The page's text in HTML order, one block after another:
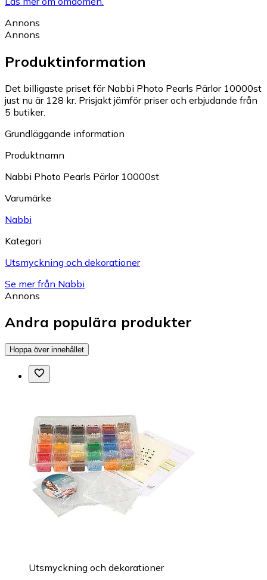
Annons
Annons
Produktinformation
Det billigaste priset för Nabbi Photo Pearls Pärlor 10000st
just nu är 128 kr. Prisjakt jämför priser och erbjudande från
5 butiker.
Grundläggande information
Produktnamn
Nabbi Photo Pearls Pärlor 10000st
Varumärke
Nabbi
Kategori
Utsmyckning och dekorationer
Se mer från Nabbi
Annons
Andra populära produkter
Hoppa över innehållet
Utsmyckning och dekorationer